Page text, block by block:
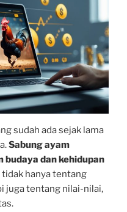
sudah ada sejak lama
Sabung ayam
dan kehidupan
hanya tentang
juga tentang nilai-nilai,